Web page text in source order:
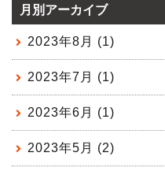
月別アーカイブ
2023年8月 (1)
2023年7月 (1)
2023年6月 (1)
2023年5月 (2)